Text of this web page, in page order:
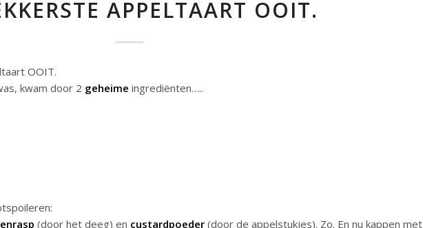
APPELTAART OOIT.
OOIT.
kwam door 2 geheime ingrediënten…..
(door het deeg) en custardpoeder (door de appelstukjes). Zo. En nu kappen met